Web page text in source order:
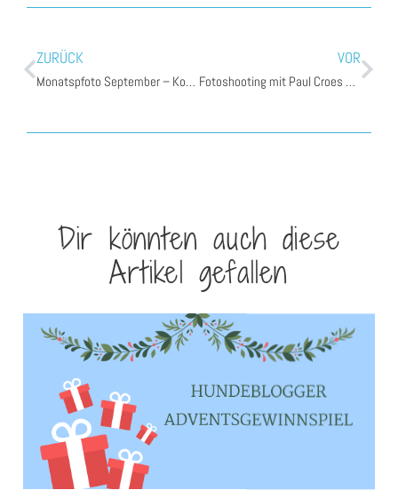
ZURÜCK
Monatspfoto September – Kontrastreich
VOR
Fotoshooting mit Paul Croes & Inge Nelis
Dir könnten auch diese
Artikel gefallen